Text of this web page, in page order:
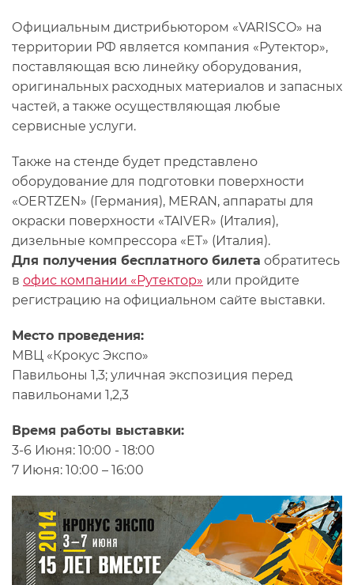
Официальным дистрибьютором «VARISCO» на
территории РФ является компания «Рутектор»,
поставляющая всю линейку оборудования,
оригинальных расходных материалов и запасных
частей, а также осуществляющая любые
сервисные услуги.
Также на стенде будет представлено
оборудование для подготовки поверхности
«OERTZEN» (Германия), MERAN, аппараты для
окраски поверхности «TAIVER» (Италия),
дизельные компрессора «ET» (Италия).
Для получения бесплатного билета обратитесь
в офис компании «Рутектор» или пройдите
регистрацию на официальном сайте выставки.
Место проведения:
МВЦ «Крокус Экспо»
Павильоны 1,3; уличная экспозиция перед
павильонами 1,2,3
Время работы выставки:
3-6 Июня: 10:00 - 18:00
7 Июня: 10:00 – 16:00